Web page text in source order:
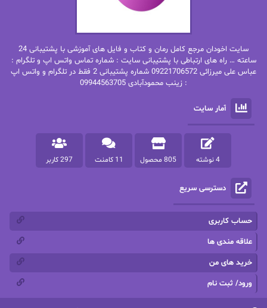
بهاره.م
بیتا فرخی
پاتریشیا ویلسون پرتو فرهمند
پرستو اسحقی
پرستو مهاجر
پرهام رسولی
پروانه قدیمی پروانه محمدی
پریسا شکور(طوفان خاموش)
پنلوپه وارد
تاران
ترنم.25
سایت اخودان مرجع کامل رمان و کتاب و فایل های آموزشی با پشتیبانی 24
ساعته … راه های ارتباطی با پشتیبانی سایت : شماره تماس واتس اپ و تلگرام :
عباس علی میرزائی 09221706572 شماره پشتیبانی 2 فقط در تلگرام و واتس اپ
: زینب محمودآبادی 09944563705
آمار سایت
4 نوشته 805 محصول 11 کامنت 297 کاربر
دسترسی سریع
حساب کاربری
علاقه مندی ها
خرید های من
ورود/ ثبت نام